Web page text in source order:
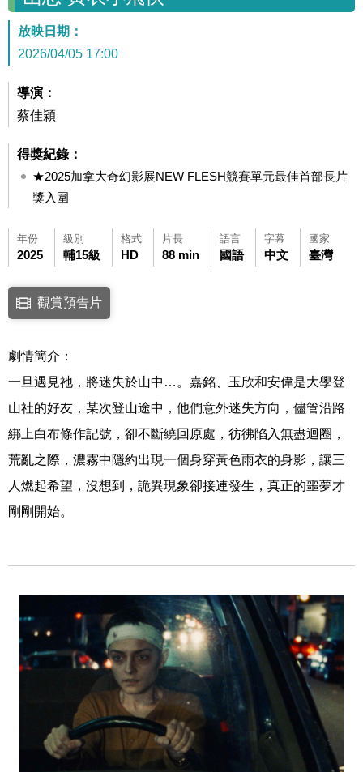
放映日期：
2026/04/05 17:00
導演：
蔡佳穎
得獎紀錄：
★2025加拿大奇幻影展NEW FLESH競賽單元最佳首部長片
獎入圍
年份
2025
級別
輔15級
格式
HD
片長
88 min
語言
國語
字幕
中文
國家
臺灣
點擊下列連結開啟視窗後，可使用鍵盤Tab鍵移至影片中央播放鍵，再
連結至Youtube網站觀看此影片(開新視窗)
觀賞預告片
劇情簡介：
一旦遇見祂，將迷失於山中…。嘉銘、玉欣和安偉是大學登
山社的好友，某次登山途中，他們意外迷失方向，儘管沿路
綁上白布條作記號，卻不斷繞回原處，彷彿陷入無盡迴圈，
荒亂之際，濃霧中隱約出現一個身穿黃色雨衣的身影，讓三
人燃起希望，沒想到，詭異現象卻接連發生，真正的噩夢才
剛剛開始。